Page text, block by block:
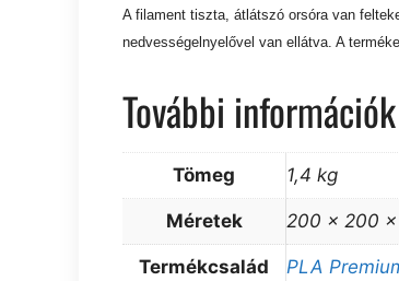
A filament tiszta, átlátszó orsóra van
nedvességelnyelővel van ellátva. A
További információk
Tömeg 1,4 kg
Méretek 200 × 200
Termékcsalád PLA